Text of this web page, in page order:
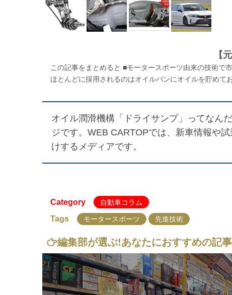
【
この記事をまとめると ■モータースポーツ由来の技術で
ほとんどに採用されるのはオイルパンにオイルを貯めて
オイル潤滑機構「ドライサンプ」ってなん
ジです。WEB CARTOPでは、新車情報や
けするメディアです。
Category 自動車コラム
Tags モータースポーツ 先進技術
編集部が選ぶ!あなたにおすすめの記事